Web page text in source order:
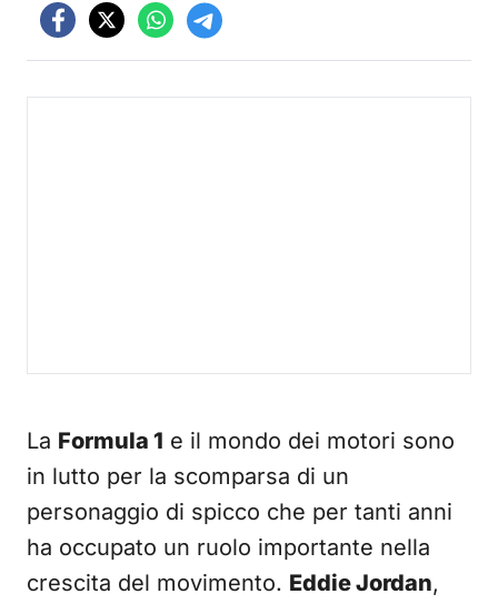
La Formula 1 e il mondo dei motori sono
in lutto per la scomparsa di un
personaggio di spicco che per tanti anni
ha occupato un ruolo importante nella
crescita del movimento. Eddie Jordan,